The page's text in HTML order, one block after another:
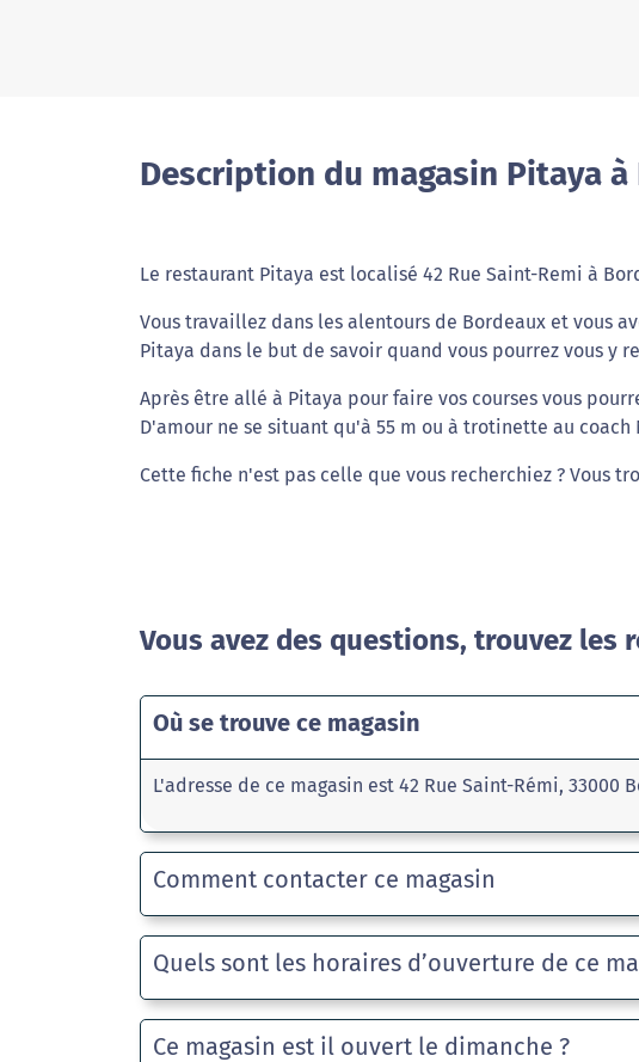
Description du magasin Pitaya à
Le restaurant Pitaya est localisé 42 Rue Saint-Remi à
Vous travaillez dans les alentours de Bordeaux et vous
Pitaya dans le but de savoir quand vous pourrez vous y
Après être allé à Pitaya pour faire vos courses vous
D'amour ne se situant qu'à 55 m ou à trotinette au coach
Cette fiche n'est pas celle que vous recherchiez ? Vous
Vous avez des questions, trouvez les
Où se trouve ce magasin
L'adresse de ce magasin est 42 Rue Saint-Rémi, 33000
Comment contacter ce magasin
Quels sont les horaires d’ouverture de ce
Ce magasin est il ouvert le dimanche ?